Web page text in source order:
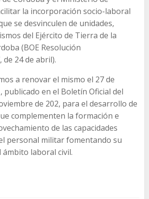
la incorporación socio-laboral
se desvinculen de unidades,
del Ejército de Tierra de la
(BOE Resolución
de 24 de abril).
a renovar el mismo el 27 de
publicado en el Boletín Oficial del
de 202, para el desarrollo de
complementen la formación e
de las capacidades
personal militar fomentando su
laboral civil.